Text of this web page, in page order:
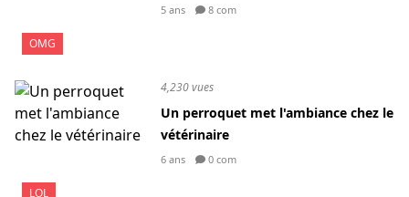
OMG
5 ans 8 com
LOL
4,230 vues
Un perroquet met l'ambiance chez le
vétérinaire
6 ans 0 com